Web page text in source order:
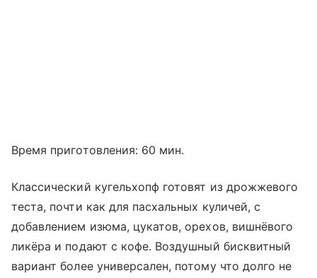
Время приготовления: 60 мин.
Классический кугельхопф готовят из дрожжевого
теста, почти как для пасхальных куличей, с
добавлением изюма, цукатов, орехов, вишнёвого
ликёра и подают с кофе. Воздушный бисквитный
вариант более универсален, потому что долго не